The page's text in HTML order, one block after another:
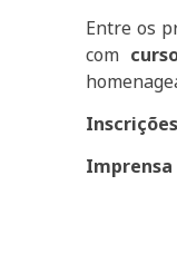
Entre os
com
Imprensa